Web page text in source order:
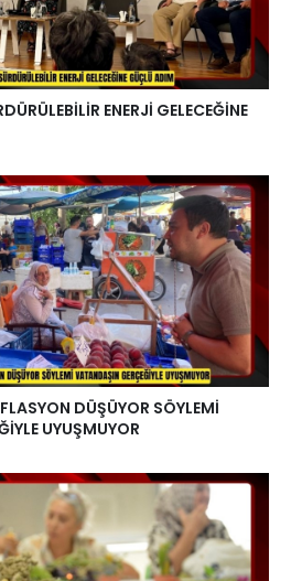
ENERJİ GELECEĞİNE
DÜŞÜYOR SÖYLEMİ
UYUŞMUYOR